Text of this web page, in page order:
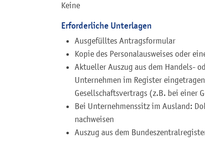
Keine
Erforderliche Unterlagen
Ausgefülltes Antragsformular
Kopie des Personalausweises oder
Aktueller Auszug aus dem Handels-
Unternehmen im Register
Gesellschaftsvertrags (z.B. bei einer
Bei Unternehmenssitz im Ausland:
nachweisen
Auszug aus dem